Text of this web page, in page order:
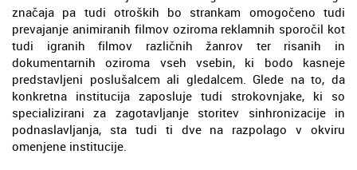
značaja pa tudi otroških bo strankam omogočeno tudi
prevajanje animiranih filmov oziroma reklamnih sporočil kot
tudi igranih filmov različnih žanrov ter risanih in
dokumentarnih oziroma vseh vsebin, ki bodo kasneje
predstavljeni poslušalcem ali gledalcem. Glede na to, da
konkretna institucija zaposluje tudi strokovnjake, ki so
specializirani za zagotavljanje storitev sinhronizacije in
podnaslavljanja, sta tudi ti dve na razpolago v okviru
omenjene institucije.